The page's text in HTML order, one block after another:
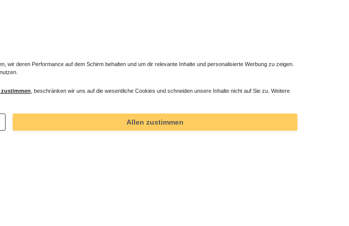
Bodenkonvektor Anschlusssatz Fernfühler Unterflurkonvektor Höheneinstellung 4,5 cm
deren Performance auf dem Schirm behalten und um dir relevante Inhalte und personalisierte Werbung zu zeigen.
, beschränken wir uns auf die wesentliche Cookies und schneiden unsere Inhalte nicht auf Sie zu. Weitere
Allen zustimmen